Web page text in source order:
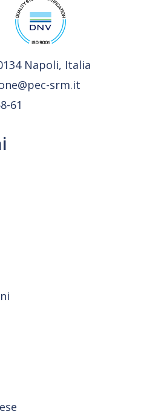
Napoli, Italia
srm.it
61